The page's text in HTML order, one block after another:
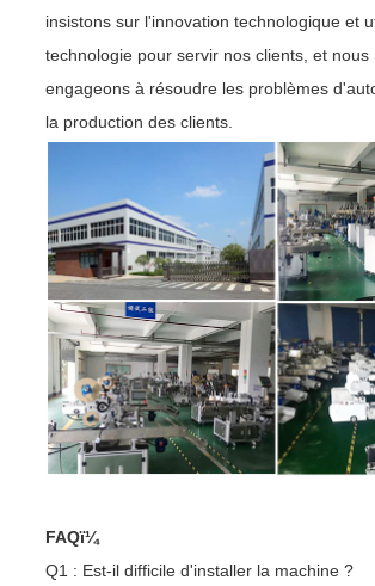
insistons sur l'innovation technologique et
technologie pour servir nos clients, et nous
engageons à résoudre les problèmes
la production des clients.
FAQï¼
Q1 : Est-il difficile d'installer la machine ?